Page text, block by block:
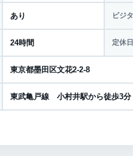
あり ビジ
24時間 定休日
東京都墨田区文花2-2-8
東武亀戸線 小村井駅から徒歩3分